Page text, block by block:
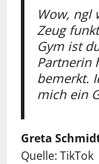
Wow, ngl
Zeug
Gym ist
Partnerin
bemerkt.
mich ein
Greta
Quelle: TikTok